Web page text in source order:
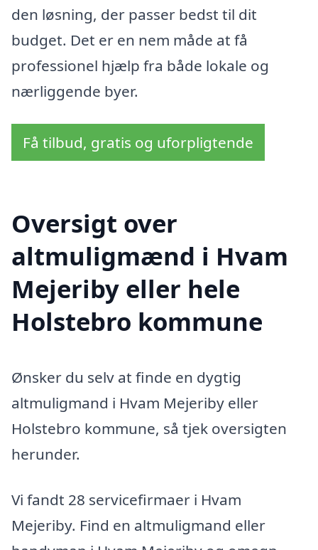
den løsning, der passer bedst til dit
budget. Det er en nem måde at få
professionel hjælp fra både lokale og
nærliggende byer.
Få tilbud, gratis og uforpligtende
Oversigt over
altmuligmænd i Hvam
Mejeriby eller hele
Holstebro kommune
Ønsker du selv at finde en dygtig
altmuligmand i Hvam Mejeriby eller
Holstebro kommune, så tjek oversigten
herunder.
Vi fandt 28 servicefirmaer i Hvam
Mejeriby. Find en altmuligmand eller